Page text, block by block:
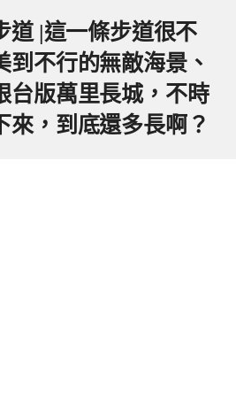
道 |這一條步道很不
到不行的無敵海景、
台版萬里長城，不時
來，到底還多長啊？